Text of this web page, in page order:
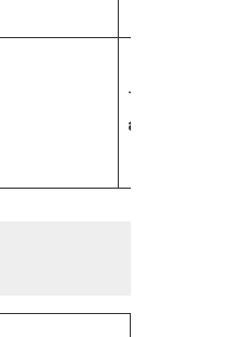
TODO: table/
av